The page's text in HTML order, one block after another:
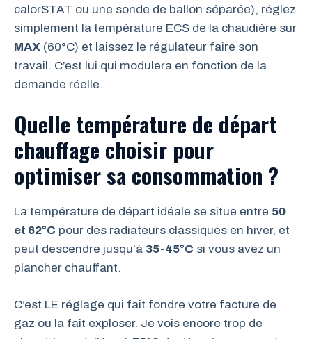
calorSTAT ou une sonde de ballon séparée), réglez
simplement la température ECS de la chaudière sur
MAX (60°C) et laissez le régulateur faire son
travail. C’est lui qui modulera en fonction de la
demande réelle.
Quelle température de départ
chauffage choisir pour
optimiser sa consommation ?
La température de départ idéale se situe entre 50
et 62°C pour des radiateurs classiques en hiver, et
peut descendre jusqu’à 35-45°C si vous avez un
plancher chauffant.
C’est LE réglage qui fait fondre votre facture de
gaz ou la fait exploser. Je vois encore trop de